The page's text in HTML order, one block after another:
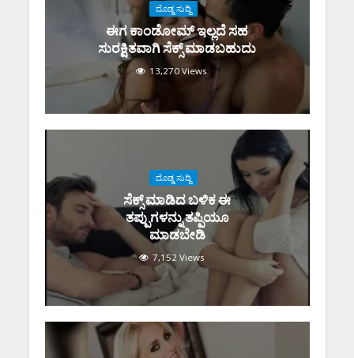
ದೊಡ್ಡ ಸುದ್ದಿ
ಈಗ ಕಾಂಡೋಮ್‌ ಇಲ್ಲದೆ ಸಹ
ಸುರಕ್ಷಿತವಾಗಿ ಸೆಕ್ಸ್‌ ಮಾಡಬಹುದು
13,270 Views
ದೊಡ್ಡ ಸುದ್ದಿ
ಸೆಕ್ಸ್‌ ಮಾಡಿದ ಬಳಿಕ ಈ
ತಪ್ಪುಗಳನ್ನು ತಪ್ಪಿಯೂ
ಮಾಡಬೇಡಿ
7,152 Views